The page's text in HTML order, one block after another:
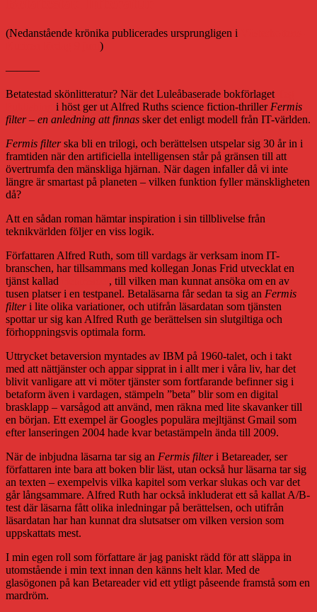
(Nedanstående krönika publicerades ursprungligen i
)
———
Betatestad skönlitteratur? När det Luleåbaserade bokförlaget
i höst ger ut Alfred Ruths science fiction-thriller Fermis
filter – en anledning att finnas sker det enligt modell från IT-världen.
Fermis filterska bli en trilogi, och berättelsen utspelar sig 30 år in i
framtiden när den artificiella intelligensen står på gränsen till att
övertrumfa den mänskliga hjärnan. När dagen infaller då vi inte
längre är smartast på planeten – vilken funktion fyller mänskligheten
då?
Att en sådan roman hämtar inspiration i sin tillblivelse från
teknikvärlden följer en viss logik.
Författaren Alfred Ruth, som till vardags är verksam inom IT-
branschen, har tillsammans med kollegan Jonas Frid utvecklat en
tjänst kallad
, till vilken man kunnat ansöka om en av
tusen platser i en testpanel. Betaläsarna får sedan ta sig an Fermis
filteri lite olika variationer, och utifrån läsardatan som tjänsten
spottar ur sig kan Alfred Ruth ge berättelsen sin slutgiltiga och
förhoppningsvis optimala form.
Uttrycket betaversion myntades av IBM på 1960-talet, och i takt
med att nättjänster och appar sipprat in i allt mer i våra liv, har det
blivit vanligare att vi möter tjänster som fortfarande befinner sig i
betaform även i vardagen, stämpeln ”beta” blir som en digital
brasklapp – varsågod att använd, men räkna med lite skavanker till
en början. Ett exempel är Googles populära mejltjänst Gmail som
efter lanseringen 2004 hade kvar betastämpeln ända till 2009.
När de inbjudna läsarna tar sig an Fermis filteri Betareader, ser
författaren inte bara att boken blir läst, utan också hur läsarna tar sig
an texten – exempelvis vilka kapitel som verkar slukas och var det
går långsammare. Alfred Ruth har också inkluderat ett så kallat A/B-
test där läsarna fått olika inledningar på berättelsen, och utifrån
läsardatan har han kunnat dra slutsatser om vilken version som
uppskattats mest.
I min egen roll som författare är jag paniskt rädd för att släppa in
utomstående i min text innan den känns helt klar. Med de
glasögonen på kan Betareader vid ett ytligt påseende framstå som en
mardröm.